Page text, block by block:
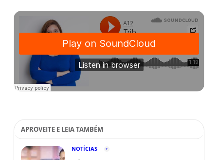
APROVEITE E LEIA TAMBÉM
NOTÍCIAS